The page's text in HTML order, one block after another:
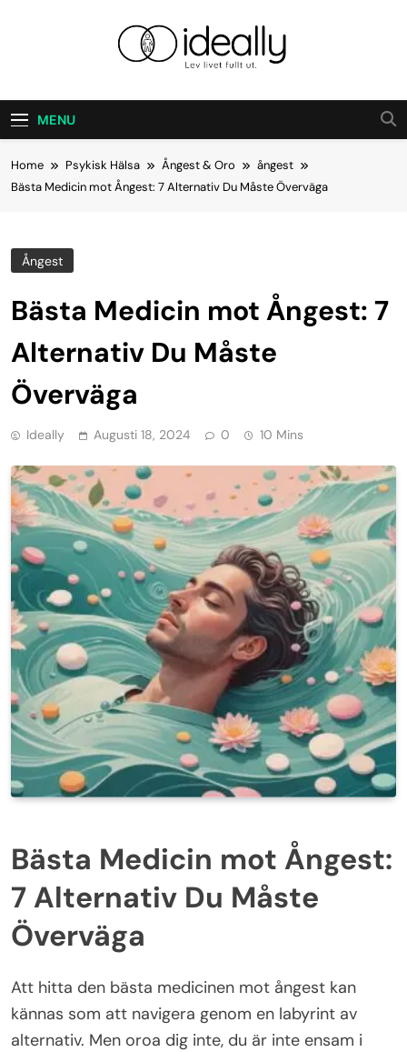
Ideally
MENU
Home Psykisk Hälsa Ångest & Oro
ångest
Bästa Medicin mot Ångest: 7 Alternativ Du Måste Överväga
Ångest
Bästa Medicin mot Ångest: 7
Alternativ Du Måste
Överväga
Ideally Augusti 18, 2024 0 10 Mins
Bästa Medicin mot Ångest:
7 Alternativ Du Måste
Överväga
Att hitta den bästa medicinen mot ångest kan
kännas som att navigera genom en labyrint av
alternativ. Men oroa dig inte, du är inte ensam i